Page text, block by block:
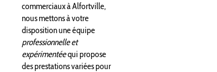
commerciaux à Alfortville,
nous mettons à votre
disposition une équipe
professionnelle et
expérimentéequi propose
des prestations variées pour